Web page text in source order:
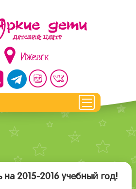
Ижевск
на 2015-2016 учебный год!